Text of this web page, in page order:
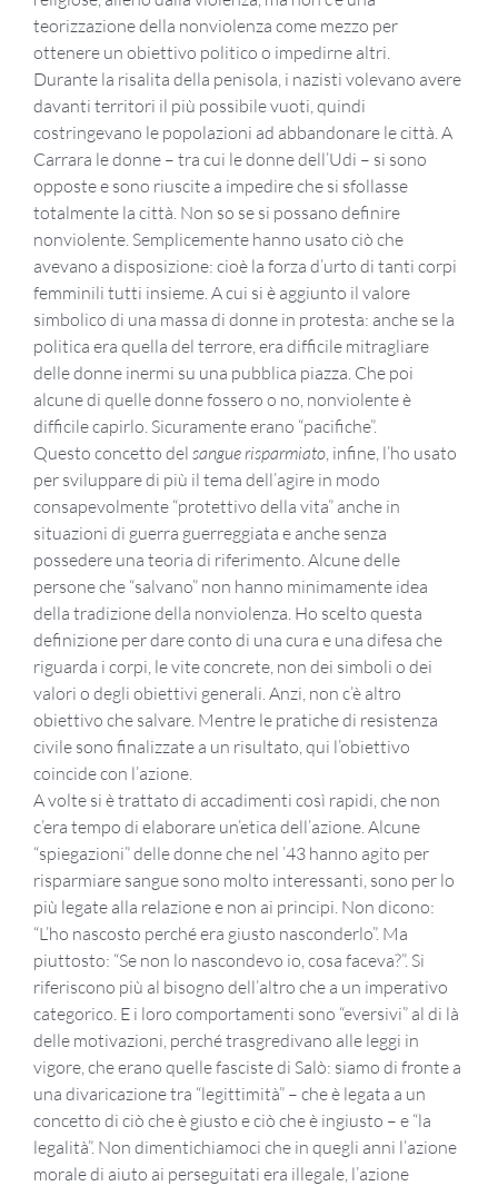
teorizzazione della nonviolenza come mezzo per
ottenere un obiettivo politico o impedirne altri.
Durante la risalita della penisola, i nazisti volevano avere
davanti territori il più possibile vuoti, quindi
costringevano le popolazioni ad abbandonare le città. A
Carrara le donne – tra cui le donne dell’Udi – si sono
opposte e sono riuscite a impedire che si sfollasse
totalmente la città. Non so se si possano definire
nonviolente. Semplicemente hanno usato ciò che
avevano a disposizione: cioè la forza d’urto di tanti corpi
femminili tutti insieme. A cui si è aggiunto il valore
simbolico di una massa di donne in protesta: anche se la
politica era quella del terrore, era difficile mitragliare
delle donne inermi su una pubblica piazza. Che poi
alcune di quelle donne fossero o no, nonviolente è
difficile capirlo. Sicuramente erano “pacifiche”.
Questo concetto del sangue risparmiato , infine, l’ho usato
per sviluppare di più il tema dell’agire in modo
consapevolmente “protettivo della vita” anche in
situazioni di guerra guerreggiata e anche senza
possedere una teoria di riferimento. Alcune delle
persone che “salvano” non hanno minimamente idea
della tradizione della nonviolenza. Ho scelto questa
definizione per dare conto di una cura e una difesa che
riguarda i corpi, le vite concrete, non dei simboli o dei
valori o degli obiettivi generali. Anzi, non c’è altro
obiettivo che salvare. Mentre le pratiche di resistenza
civile sono finalizzate a un risultato, qui l’obiettivo
coincide con l’azione.
A volte si è trattato di accadimenti così rapidi, che non
c’era tempo di elaborare un’etica dell’azione. Alcune
“spiegazioni” delle donne che nel ’43 hanno agito per
risparmiare sangue sono molto interessanti, sono per lo
più legate alla relazione e non ai principi. Non dicono:
“L’ho nascosto perché era giusto nasconderlo”. Ma
piuttosto: “Se non lo nascondevo io, cosa faceva?”. Si
riferiscono più al bisogno dell’altro che a un imperativo
categorico. E i loro comportamenti sono “eversivi” al di là
delle motivazioni, perché trasgredivano alle leggi in
vigore, che erano quelle fasciste di Salò: siamo di fronte a
una divaricazione tra “legittimità” – che è legata a un
concetto di ciò che è giusto e ciò che è ingiusto – e “la
legalità”. Non dimentichiamoci che in quegli anni l’azione
morale di aiuto ai perseguitati era illegale, l’azione